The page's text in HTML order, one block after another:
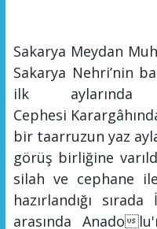
Sakarya Meydan
Sakarya Nehri’nin
ilk
Cephesi
bir taarruzun yaz
görüş birliğine
silah ve cephane
hazırlandığı
arasında Anado